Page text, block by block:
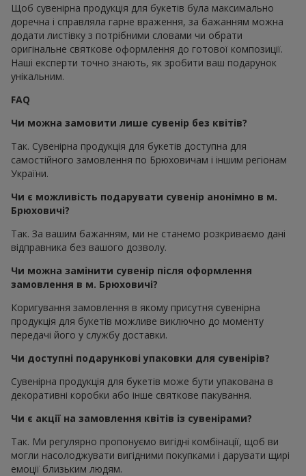
Щоб сувенірна продукція для букетів була максимально
доречна і справляла гарне враження, за бажанням можна
додати листівку з потрібними словами чи обрати
оригінальне святкове оформлення до готової композиції.
Наші експерти точно знають, як зробити ваш подарунок
унікальним.
FAQ
Чи можна замовити лише сувенір без квітів?
Так. Сувенірна продукція для букетів доступна для
самостійного замовлення по Брюховичам і іншим регіонам
України.
Чи є можливість подарувати сувенір анонімно в м.
Брюховичі?
Так. За вашим бажанням, ми не станемо розкриваємо дані
відправника без вашого дозволу.
Чи можна замінити сувенір після оформлення
замовлення в м. Брюховичі?
Коригування замовлення в якому присутня сувенірна
продукція для букетів можливе виключно до моменту
передачі його у службу доставки.
Чи доступні подарункові упаковки для сувенірів?
Сувенірна продукція для букетів може бути упакована в
декоративні коробки або інше святкове пакування.
Чи є акції на замовлення квітів із сувенірами?
Так. Ми регулярно пропонуємо вигідні комбінації, щоб ви
могли насолоджувати вигідними покупками і дарувати щирі
емоції близьким людям.